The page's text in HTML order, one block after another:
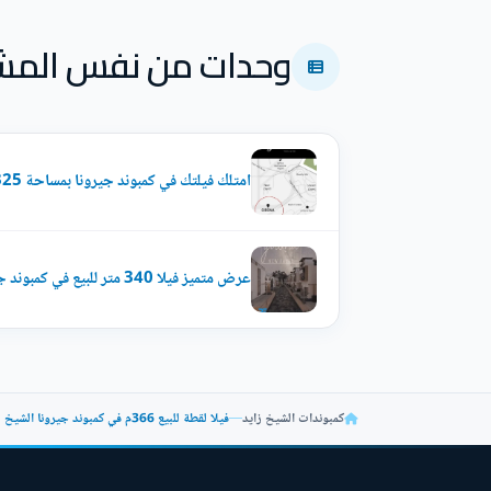
وحدات من نفس
امتلك فيلتك في كمبوند جيرونا بمساحة 325 متر
عرض متميز فيلا 340 متر للبيع في كمبوند جيرونا نيو زايد بموقع مميز
كمبوندات الشيخ زايد—فيلا لقطة للبيع 366م في كمبوند جيرونا الشيخ زايد بسعر خيالي